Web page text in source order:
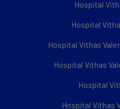
Hospital
Hospital
Hospital Vithas
Hospital Vithas
Hospital
Hospital Vithas